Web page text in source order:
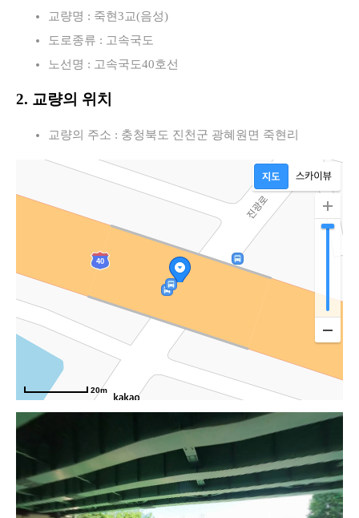
교량명 : 죽현3교(음성)
도로종류 : 고속국도
노선명 : 고속국도40호선
2. 교량의 위치
교량의 주소 : 충청북도 진천군 광혜원면 죽현리
20m